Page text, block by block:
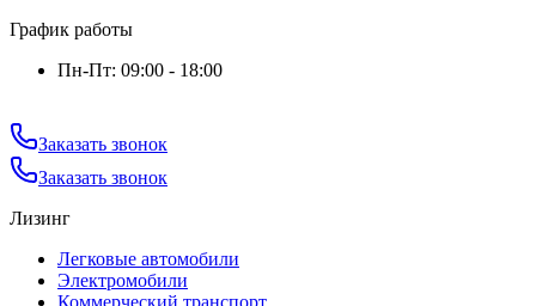
График работы
Пн-Пт: 09:00 - 18:00
Заказать звонок
Заказать звонок
Лизинг
Легковые автомобили
Электромобили
Коммерческий транспорт